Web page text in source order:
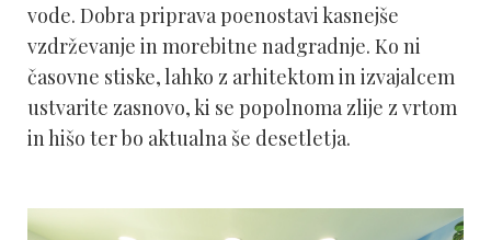
vode. Dobra priprava poenostavi kasnejše
vzdrževanje in morebitne nadgradnje. Ko ni
časovne stiske, lahko z arhitektom in izvajalcem
ustvarite zasnovo, ki se popolnoma zlije z vrtom
in hišo ter bo aktualna še desetletja.